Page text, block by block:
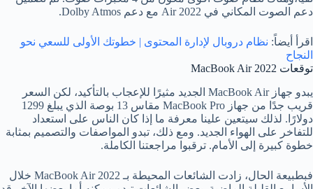
دعم الصوت المكاني في Air 2022 مع دعم Dolby Atmos.
اقرأ أيضاً: نظام دروبال لإدارة المحتوى | خطوتك الأولى للسعي نحو
النجاح
توقعات MacBook Air 2022
يبدو جهاز MacBook Air الجديد مثيرًا للإعجاب بالتأكيد، لكن السعر
قريب جدًا من جهاز MacBook Pro مقاس 13 بوصة الذي يبلغ 1299
دولارًا. لذلك سيتعين علينا معرفة ما إذا كان الناس على استعداد
للتفاخر على الهواء الجديد. ومع ذلك، تبدو المواصفات والتصميم بمثابة
خطوة كبيرة إلى الأمام. ترقبوا مراجعتنا الكاملة.
فبطبيعة الحال، زادت الشائعات المحيطة بـ MacBook Air 2022 خلال